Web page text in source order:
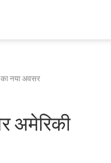
नया अवसर
अमेरिकी